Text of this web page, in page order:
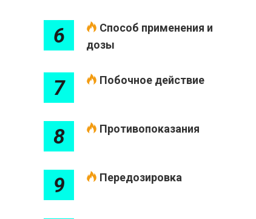
6
Способ применения и
дозы
7 Побочное действие
8 Противопоказания
9 Передозировка